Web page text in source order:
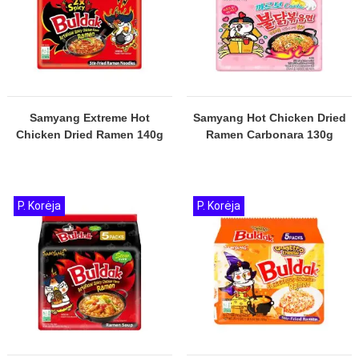
Samyang Extreme Hot
Chicken Dried Ramen 140g
Samyang Hot Chicken Dried
Ramen Carbonara 130g
P. Korėja P. Korėja